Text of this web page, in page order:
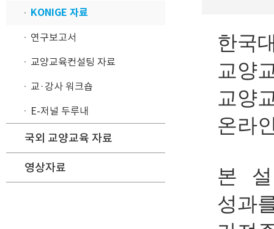
KONIGE 자료
연구보고서
교양교육컨설팅 자료
교·강사 워크숍
E-저널 두루내
국외 교양교육 자료
영상자료
한국
교양
교양
온라
본
성과